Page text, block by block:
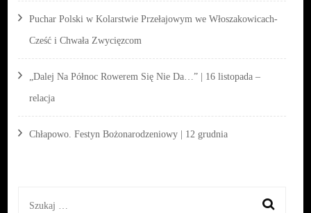
Puchar Polski w Kolarstwie Przełajowym we Włoszakowicach-
Cześć i Chwała Zwycięzcom
„Dalej Na Północ Rowerem Się Nie Da…” | 16 listopada –
relacja
Chłapowo. Festyn Bożonarodzeniowy | 12 grudnia
Szukaj: